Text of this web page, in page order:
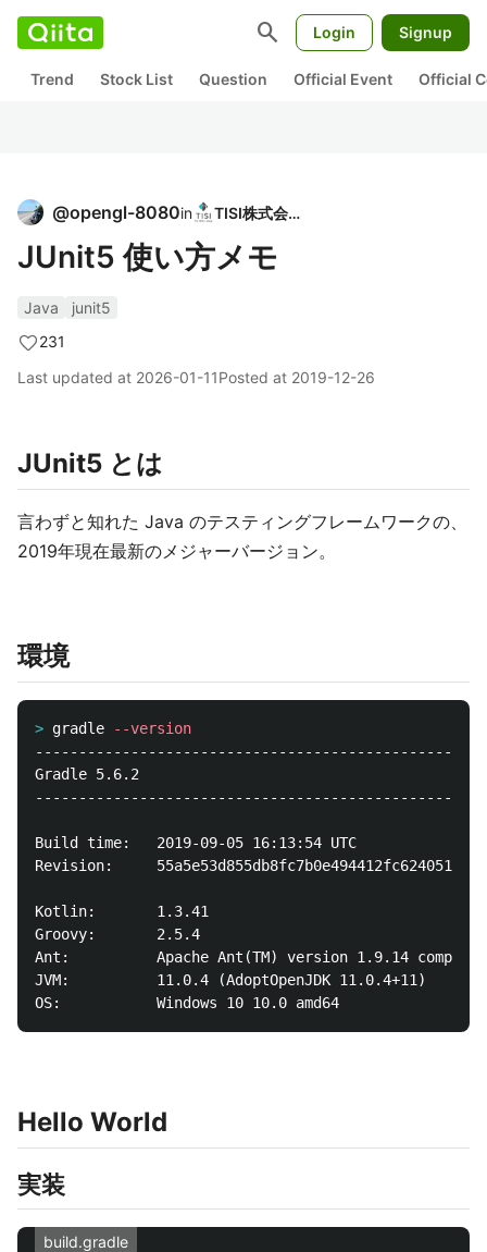
search Login Signup
Trend Stock List Question Official Event Official
@opengl-8080in TISI株式会社
JUnit5 使い方メモ
Java
junit5
231
Last updated at 2026-01-11Posted at 2019-12-26
JUnit5 とは
言わずと知れた Java のテスティングフレームワークの、
2019年現在最新のメジャーバージョン。
環境
> gradle
--version
Gradle 5.6.2
Build time:   2019-09-05 16:13:54 UTC
Revision:
Kotlin:       1.3.41
Groovy:       2.5.4
Ant:          Apache Ant(TM) version 1.9.14 compiled
JVM:          11.0.4 (AdoptOpenJDK 11.0.4+11)
Hello World
実装
build.gradle